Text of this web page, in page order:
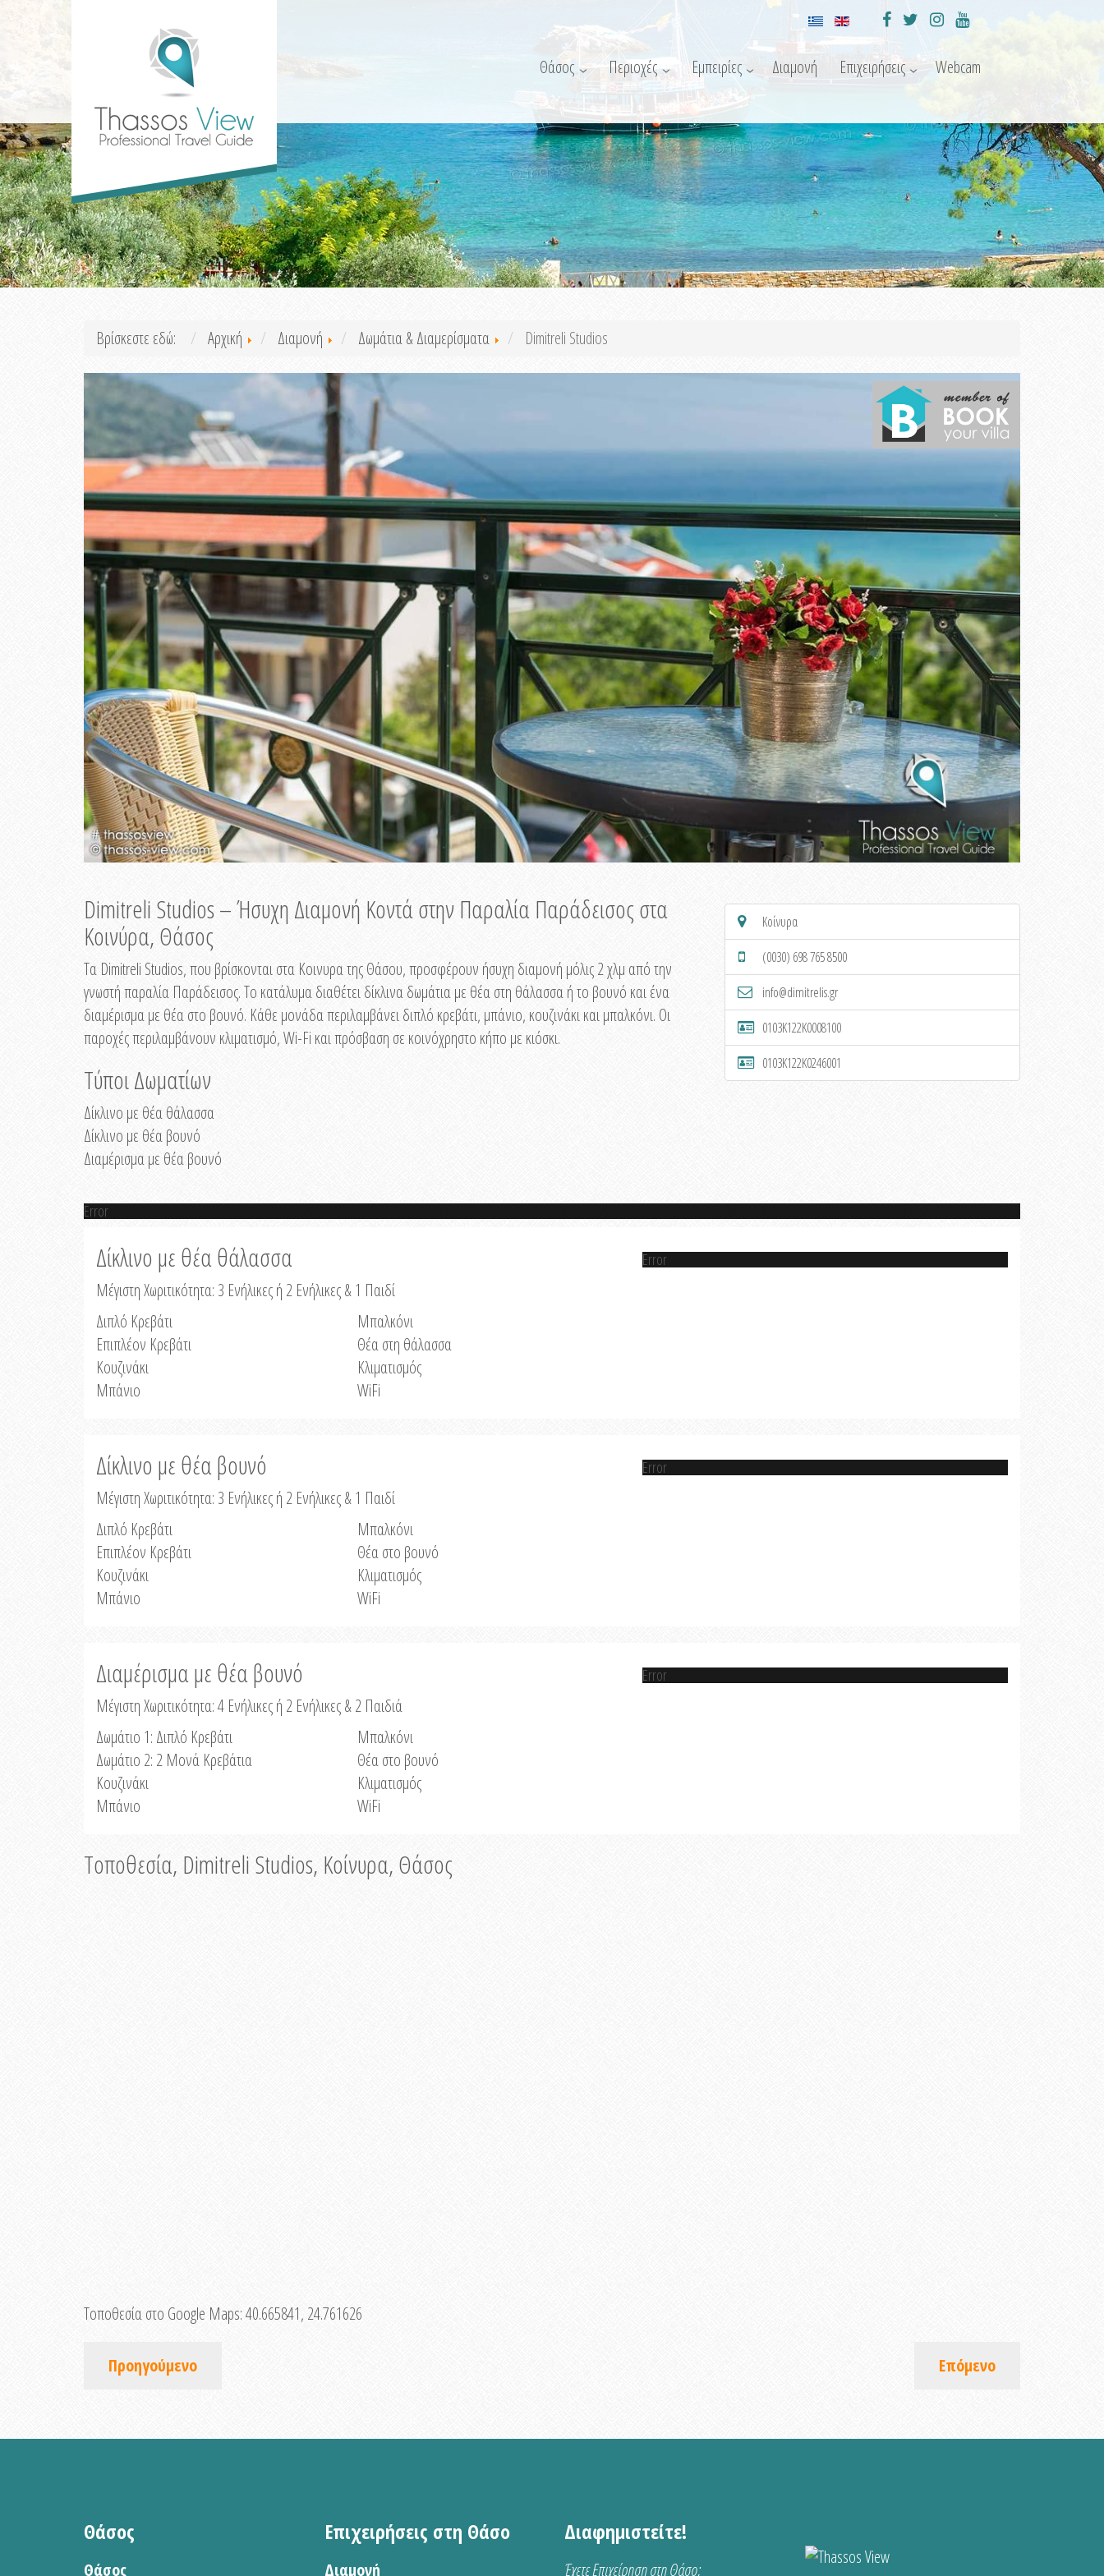
Θάσος Περιοχές Εμπειρίες Διαμονή Επιχειρήσεις Webcam
Βρίσκεστε εδώ: Αρχική Διαμονή Δωμάτια & Διαμερίσματα Dimitreli Studios
Dimitreli Studios – Ήσυχη Διαμονή Κοντά στην Παραλία Παράδεισος στα
Κοινύρα, Θάσος
Τα Dimitreli Studios, που βρίσκονται στα Κοινυρα της Θάσου, προσφέρουν ήσυχη διαμονή μόλις 2 χλμ από την
γνωστή παραλία Παράδεισος. Το κατάλυμα διαθέτει δίκλινα δωμάτια με θέα στη θάλασσα ή το βουνό και ένα
διαμέρισμα με θέα στο βουνό. Κάθε μονάδα περιλαμβάνει διπλό κρεβάτι, μπάνιο, κουζινάκι και μπαλκόνι. Οι
παροχές περιλαμβάνουν κλιματισμό, Wi-Fi και πρόσβαση σε κοινόχρηστο κήπο με κιόσκι.
Τύποι Δωματίων
Δίκλινο με θέα θάλασσα
Δίκλινο με θέα βουνό
Διαμέρισμα με θέα βουνό
Κοίνυρα
(0030) 698 765 8500
info@dimitrelis.gr
0103K122K0008100
0103K122K0246001
Error
Δίκλινο με θέα θάλασσα
Μέγιστη Χωριτικότητα: 3 Ενήλικες ή 2 Ενήλικες & 1 Παιδί
Διπλό Κρεβάτι
Επιπλέον Κρεβάτι
Κουζινάκι
Μπάνιο
Μπαλκόνι
Θέα στη θάλασσα
Κλιματισμός
WiFi
Error
Δίκλινο με θέα βουνό
Μέγιστη Χωριτικότητα: 3 Ενήλικες ή 2 Ενήλικες & 1 Παιδί
Διπλό Κρεβάτι
Επιπλέον Κρεβάτι
Κουζινάκι
Μπάνιο
Μπαλκόνι
Θέα στο βουνό
Κλιματισμός
WiFi
Error
Διαμέρισμα με θέα βουνό
Μέγιστη Χωριτικότητα: 4 Ενήλικες ή 2 Ενήλικες & 2 Παιδιά
Δωμάτιο 1: Διπλό Κρεβάτι
Δωμάτιο 2: 2 Μονά Κρεβάτια
Κουζινάκι
Μπάνιο
Μπαλκόνι
Θέα στο βουνό
Κλιματισμός
WiFi
Error
Τοποθεσία, Dimitreli Studios, Κοίνυρα, Θάσος
Τοποθεσία στο Google Maps:40.665841, 24.761626
Προηγούμενο Επόμενο
Θάσος
Θάσος
Επιχειρήσεις στη Θάσο
Διαμονή
Διαφημιστείτε!
Έχετε Επιχείρηση στη Θάσο;